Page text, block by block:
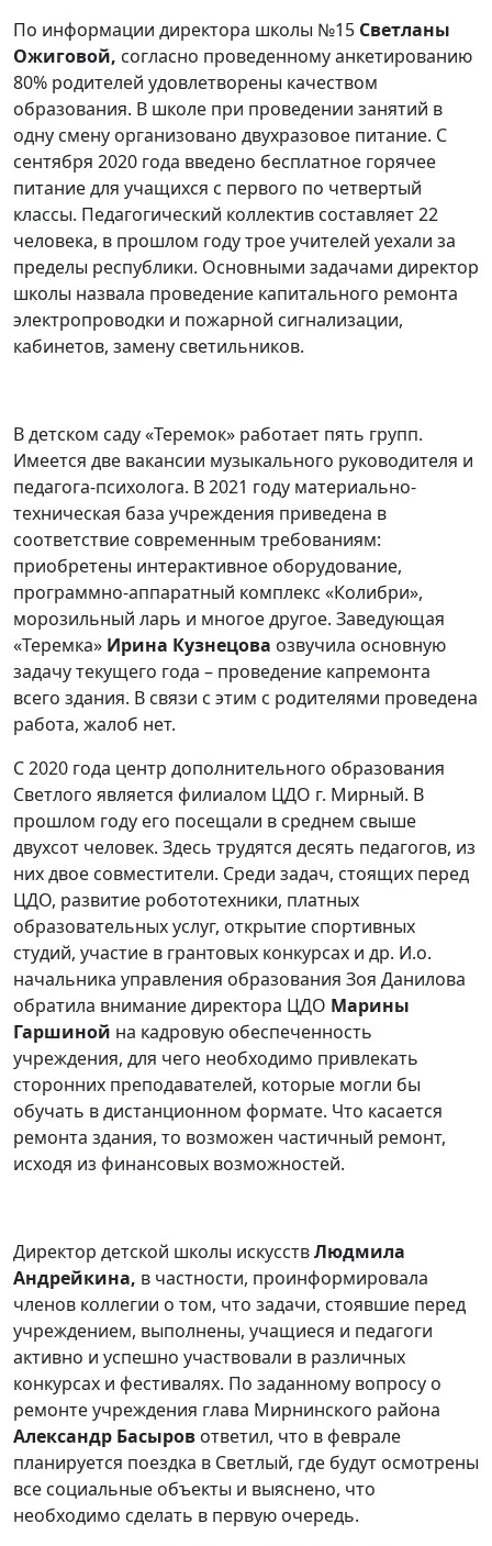
По информации директора школы №15 Светланы
Ожиговой, согласно проведенному анкетированию
80% родителей удовлетворены качеством
образования. В школе при проведении занятий в
одну смену организовано двухразовое питание. С
сентября 2020 года введено бесплатное горячее
питание для учащихся с первого по четвертый
классы. Педагогический коллектив составляет 22
человека, в прошлом году трое учителей уехали за
пределы республики. Основными задачами директор
школы назвала проведение капитального ремонта
электропроводки и пожарной сигнализации,
кабинетов, замену светильников.
В детском саду «Теремок» работает пять групп.
Имеется две вакансии музыкального руководителя и
педагога-психолога. В 2021 году материально-
техническая база учреждения приведена в
соответствие современным требованиям:
приобретены интерактивное оборудование,
программно-аппаратный комплекс «Колибри»,
морозильный ларь и многое другое. Заведующая
«Теремка» Ирина Кузнецова озвучила основную
задачу текущего года – проведение капремонта
всего здания. В связи с этим с родителями проведена
работа, жалоб нет.
С 2020 года центр дополнительного образования
Светлого является филиалом ЦДО г. Мирный. В
прошлом году его посещали в среднем свыше
двухсот человек. Здесь трудятся десять педагогов, из
них двое совместители. Среди задач, стоящих перед
ЦДО, развитие робототехники, платных
образовательных услуг, открытие спортивных
студий, участие в грантовых конкурсах и др. И.о.
начальника управления образования Зоя Данилова
обратила внимание директора ЦДО Марины
Гаршиной на кадровую обеспеченность
учреждения, для чего необходимо привлекать
сторонних преподавателей, которые могли бы
обучать в дистанционном формате. Что касается
ремонта здания, то возможен частичный ремонт,
исходя из финансовых возможностей.
Директор детской школы искусствЛюдмила
Андрейкина, в частности, проинформировала
членов коллегии о том, что задачи, стоявшие перед
учреждением, выполнены, учащиеся и педагоги
активно и успешно участвовали в различных
конкурсах и фестивалях. По заданному вопросу о
ремонте учреждения глава Мирнинского района
Александр Басыров ответил, что в феврале
планируется поездка в Светлый, где будут осмотрены
все социальные объекты и выяснено, что
необходимо сделать в первую очередь.